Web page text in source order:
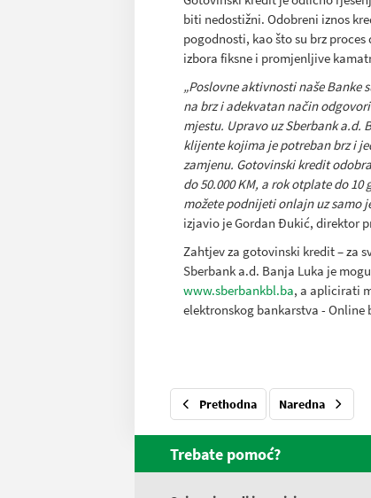
biti nedostižni. Odobreni iznos
pogodnosti, kao što su brz
izbora fiksne i promjenljive
„Poslovne aktivnosti naše Banke
na brz i adekvatan način
mjestu. Upravo uz Sberbank a.d.
klijente kojima je potreban brz i
zamjenu. Gotovinski kredit
do 50.000 KM, a rok otplate do
možete podnijeti onlajn uz samo
izjavio je Gordan Đukić, direktor
Zahtjev za gotovinski kredit – za
Sberbank a.d. Banja Luka je
www.sberbankbl.ba, a aplicirati
elektronskog bankarstva - Online
Prethodna Naredna
Trebate pomoć?